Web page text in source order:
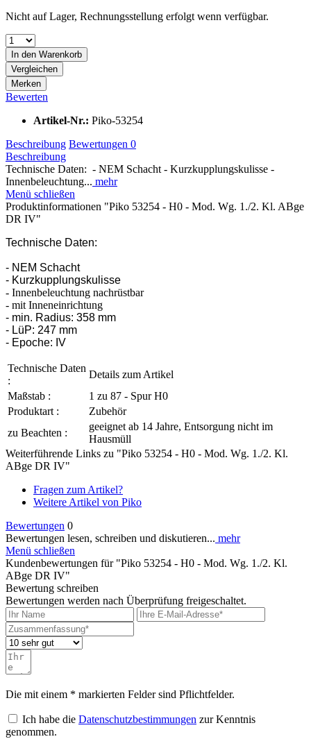
Nicht auf Lager, Rechnungsstellung erfolgt wenn verfügbar.
In den Warenkorb
Vergleichen
Merken
Bewerten
Artikel-Nr.: Piko-53254
Beschreibung Bewertungen 0
Beschreibung
Technische Daten: - NEM Schacht - Kurzkupplungskulisse -
Innenbeleuchtung... mehr
Menü schließen
Produktinformationen "Piko 53254 - H0 - Mod. Wg. 1./2. Kl. ABge
DR IV"
Technische Daten:
- NEM Schacht
- Kurzkupplungskulisse
- Innenbeleuchtung nachrüstbar
- mit Inneneinrichtung
- min. Radius: 358 mm
- LüP: 247 mm
- Epoche: IV
Technische Daten
:
Details zum Artikel
Maßstab :
1 zu 87 - Spur H0
Produktart :
Zubehör
zu Beachten :
geeignet ab 14 Jahre, Entsorgung nicht im
Hausmüll
Weiterführende Links zu "Piko 53254 - H0 - Mod. Wg. 1./2. Kl.
ABge DR IV"
Fragen zum Artikel?
Weitere Artikel von Piko
Bewertungen 0
Bewertungen lesen, schreiben und diskutieren... mehr
Menü schließen
Kundenbewertungen für "Piko 53254 - H0 - Mod. Wg. 1./2. Kl.
ABge DR IV"
Bewertung schreiben
Bewertungen werden nach Überprüfung freigeschaltet.
Die mit einem * markierten Felder sind Pflichtfelder.
Ich habe die Datenschutzbestimmungen zur Kenntnis
genommen.